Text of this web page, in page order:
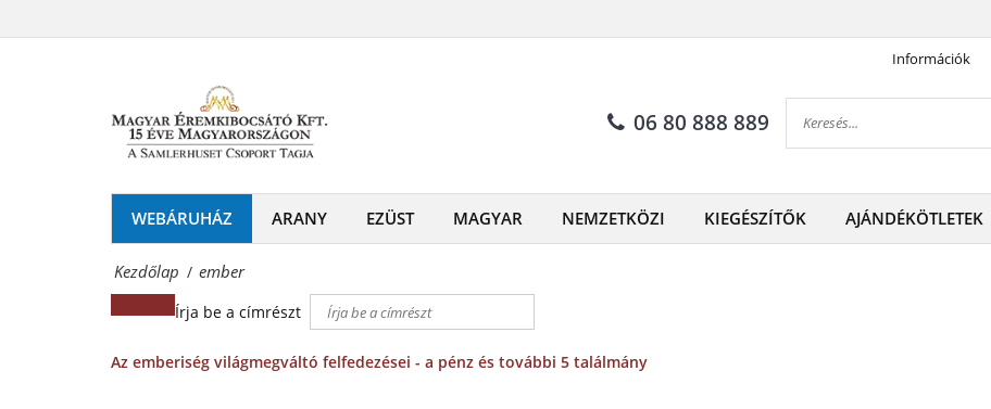
Éremkibocsátó
Kft.
Érmék
és
emlékérmek
hivatalos
forgalmazója!
Információk
06 80 888 889
WEBÁRUHÁZ ARANY EZÜST MAGYAR NEMZETKÖZI KIEGÉSZÍTŐK AJÁNDÉKÖTLETEK
Kezdőlap / ember
Írja be a címrészt
Az emberiség világmegváltó felfedezései - a pénz és további 5 találmány
forgalmazója!